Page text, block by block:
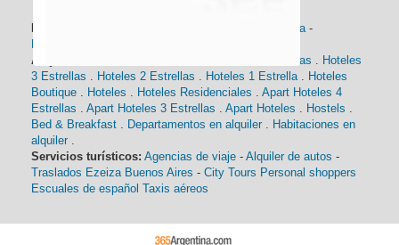
Historia-
Alojamiento:
Hoteles 4 Estrellas . Hoteles
3 Estrellas . Hoteles 2 Estrellas . Hoteles 1 Estrella. Hoteles
Boutique . Hoteles . Hoteles Residenciales . Apart Hoteles 4
Estrellas . Apart Hoteles 3 Estrellas . Apart Hoteles . Hostels .
Bed & Breakfast . Departamentos en alquiler . Habitaciones en
alquiler .
Servicios turísticos: Agencias de viaje - Alquiler de autos -
Traslados Ezeiza Buenos Aires - City Tours Personal shoppers
Escuales de español Taxis aéreos